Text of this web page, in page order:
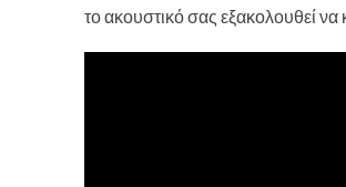
το ακουστικό σας εξακολουθεί να